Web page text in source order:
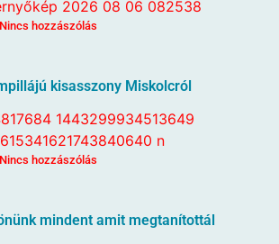
Nincs hozzászólás
kisasszony Miskolcról
Nincs hozzászólás
mindent amit megtanítottál